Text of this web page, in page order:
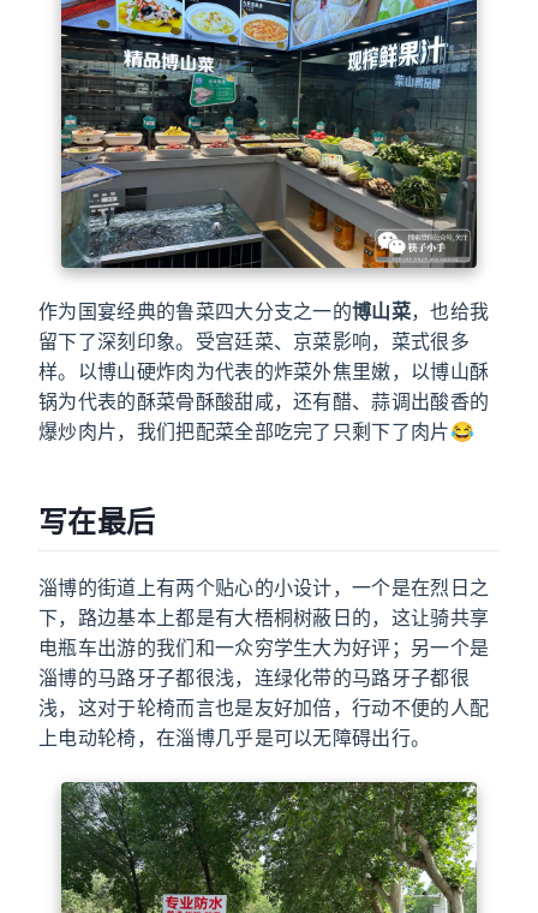
作为国宴经典的鲁菜四大分支之一的博山菜，也给我
留下了深刻印象。受宫廷菜、京菜影响，菜式很多
样。以博山硬炸肉为代表的炸菜外焦里嫩，以博山酥
锅为代表的酥菜骨酥酸甜咸，还有醋、蒜调出酸香的
爆炒肉片，我们把配菜全部吃完了只剩下了肉片😂
写在最后
淄博的街道上有两个贴心的小设计，一个是在烈日之
下，路边基本上都是有大梧桐树蔽日的，这让骑共享
电瓶车出游的我们和一众穷学生大为好评；另一个是
淄博的马路牙子都很浅，连绿化带的马路牙子都很
浅，这对于轮椅而言也是友好加倍，行动不便的人配
上电动轮椅，在淄博几乎是可以无障碍出行。